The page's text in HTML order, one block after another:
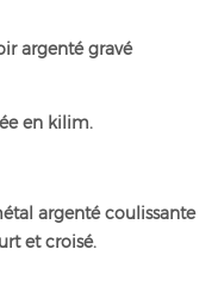
argenté gravé
en kilim.
argenté coulissante
et croisé.